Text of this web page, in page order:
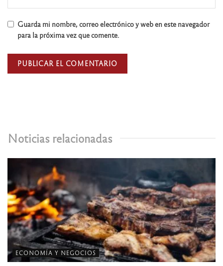
Noticias relacionadas
ECONOMÍA Y NEGOCIOS
Guarda mi nombre, correo electrónico y web en este navegador
para la próxima vez que comente.